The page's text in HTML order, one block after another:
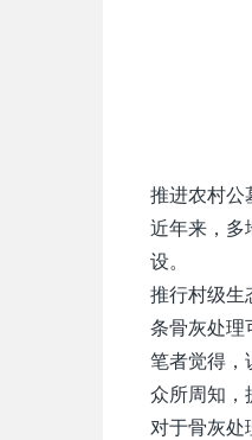
推进农村公
近年来，多
设。
推行村级生
条骨灰处理
笔者觉得，
众所周知，
对于骨灰处